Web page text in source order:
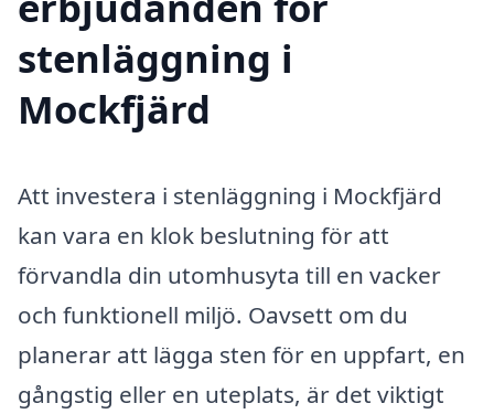
stenläggning i
Mockfjärd
Att investera i stenläggning i Mockfjärd
kan vara en klok beslutning för att
förvandla din utomhusyta till en vacker
och funktionell miljö. Oavsett om du
planerar att lägga sten för en uppfart, en
gångstig eller en uteplats, är det viktigt